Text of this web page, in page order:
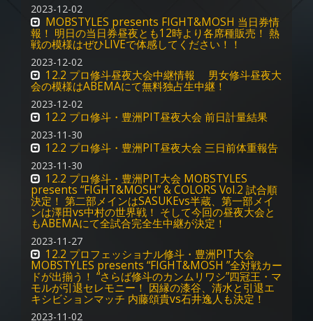
2023-12-02
MOBSTYLES presents FIGHT&MOSH 当日券情
報！ 明日の当日券昼夜とも12時より各席種販売！ 熱
戦の模様はぜひLIVEで体感してください！！
2023-12-02
12.2 プロ修斗昼夜大会中継情報 男女修斗昼夜大
会の模様はABEMAにて無料独占生中継！
2023-12-02
12.2 プロ修斗・豊洲PIT昼夜大会 前日計量結果
2023-11-30
12.2 プロ修斗・豊洲PIT昼夜大会 三日前体重報告
2023-11-30
12.2 プロ修斗・豊洲PIT大会 MOBSTYLES
presents “FIGHT&MOSH” & COLORS Vol.2 試合順
決定！ 第二部メインはSASUKEvs半蔵、第一部メイ
ンは澤田vs中村の世界戦！ そして今回の昼夜大会と
もABEMAにて全試合完全生中継が決定！
2023-11-27
12.2 プロフェッショナル修斗・豊洲PIT大会
MOBSTYLES presents “FIGHT&MOSH ”全対戦カー
ドが出揃う！ “さらば修斗のカンムリワシ”四冠王・マ
モルが引退セレモニー！ 因縁の漆谷、清水と引退エ
キシビションマッチ 内藤頌貴vs石井逸人も決定！
2023-11-02